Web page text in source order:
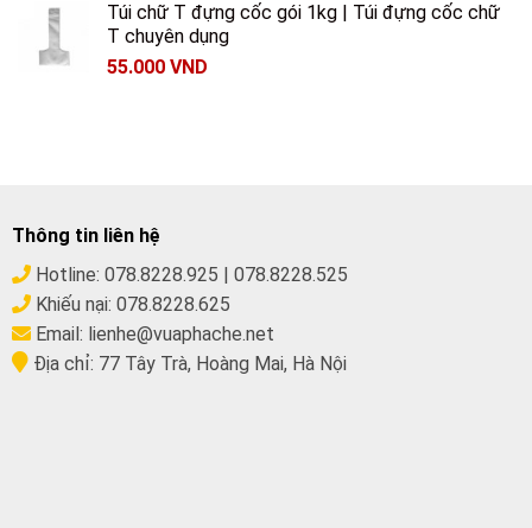
Túi chữ T đựng cốc gói 1kg | Túi đựng cốc chữ
T chuyên dụng
55.000 VND
Thông tin liên hệ
Hotline: 078.8228.925
078.8228.525
Khiếu nại: 078.8228.625
Email: lienhe@vuaphache.net
Địa chỉ: 77 Tây Trà, Hoàng Mai, Hà Nội